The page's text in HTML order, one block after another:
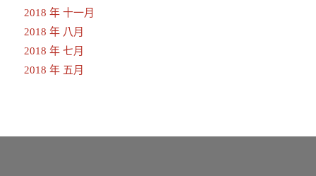
2018 年 十一月
2018 年 八月
2018 年 七月
2018 年 五月